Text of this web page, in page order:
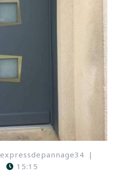
expressdepannage34 |
15:15